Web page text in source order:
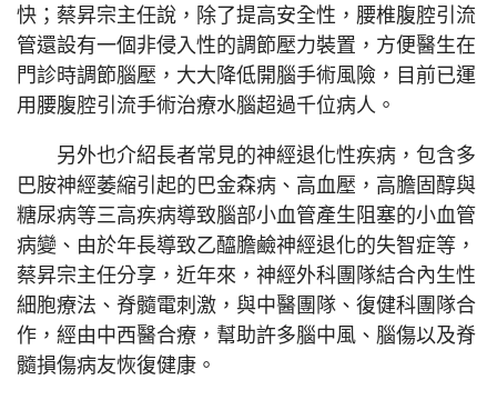
快；蔡昇宗主任說，除了提高安全性，腰椎腹腔引流
管還設有一個非侵入性的調節壓力裝置，方便醫生在
門診時調節腦壓，大大降低開腦手術風險，目前已運
用腰腹腔引流手術治療水腦超過千位病人。
另外也介紹長者常見的神經退化性疾病，包含多
巴胺神經萎縮引起的巴金森病、高血壓，高膽固醇與
糖尿病等三高疾病導致腦部小血管產生阻塞的小血管
病變、由於年長導致乙醯膽鹼神經退化的失智症等，
蔡昇宗主任分享，近年來，神經外科團隊結合內生性
細胞療法、脊髓電刺激，與中醫團隊、復健科團隊合
作，經由中西醫合療，幫助許多腦中風、腦傷以及脊
髓損傷病友恢復健康。